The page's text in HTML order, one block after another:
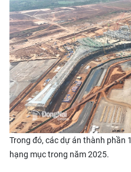
Trong đó, cácdự án thành phần 1
hạng mục trong năm 2025.